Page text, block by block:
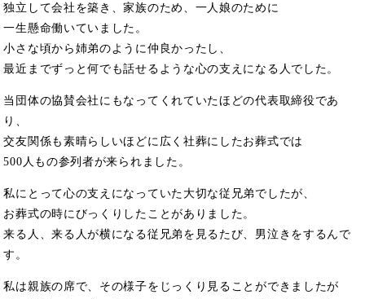
独立して会社を築き、家族のため、一人娘のために
一生懸命働いていました。
小さな頃から姉弟のように仲良かったし、
最近までずっと何でも話せるような心の支えになる人でした。
当団体の協賛会社にもなってくれていたほどの代表取締役であ
り、
交友関係も素晴らしいほどに広く社葬にしたお葬式では
500人もの参列者が来られました。
私にとって心の支えになっていた大切な従兄弟でしたが、
お葬式の時にびっくりしたことがありました。
来る人、来る人が横になる従兄弟を見るたび、男泣きをするんで
す。
私は親族の席で、その様子をじっくり見ることができましたが